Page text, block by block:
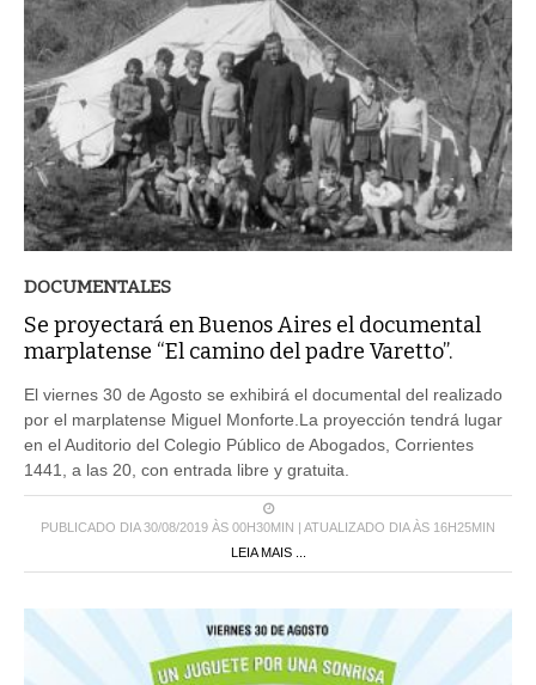
DOCUMENTALES
Se proyectará en Buenos Aires el documental
marplatense “El camino del padre Varetto”.
El viernes 30 de Agosto se exhibirá el documental del realizado
por el marplatense Miguel Monforte.La proyección tendrá lugar
en el Auditorio del Colegio Público de Abogados, Corrientes
1441, a las 20, con entrada libre y gratuita.
PUBLICADO DIA 30/08/2019 ÀS 00H30MIN | ATUALIZADO DIA ÀS 16H25MIN
LEIA MAIS ...